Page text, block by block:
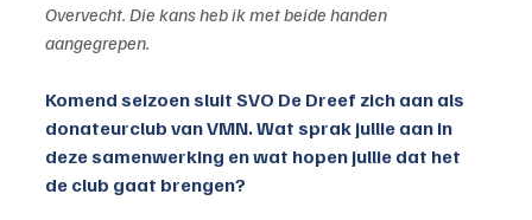
Overvecht. Die kans heb ik met beide handen
aangegrepen.
Komend seizoen sluit SVO De Dreef zich aan als
donateurclub van VMN. Wat sprak jullie aan in
deze samenwerking en wat hopen jullie dat het
de club gaat brengen?